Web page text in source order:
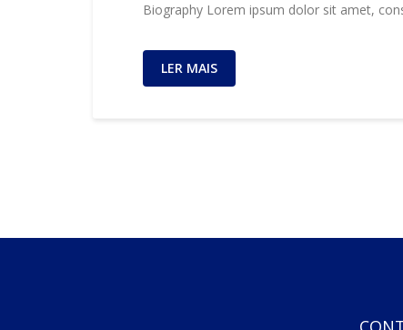
Biography Lorem ipsum dolor sit amet,
LER MAIS